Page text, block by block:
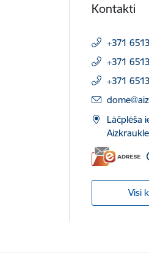
Kontakti
+371
+371
+371
E-pasts:
Lāčplēša
Visi